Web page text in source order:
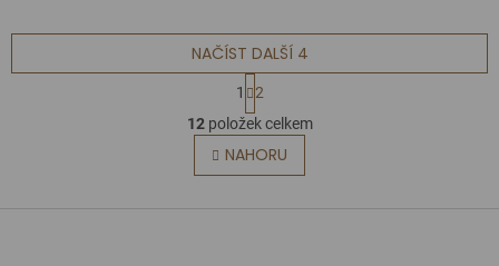
O
v
l
NAČÍST DALŠÍ 4
S
t
r
á
1
2
12položek celkem
NAHORU